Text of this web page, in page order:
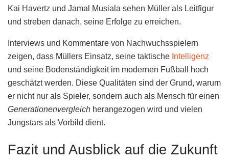
Kai Havertz und Jamal Musiala sehen Müller als Leitfigur
und streben danach, seine Erfolge zu erreichen.
Interviews und Kommentare von Nachwuchsspielern
zeigen, dass Müllers Einsatz, seine taktische Intelligenz
und seine Bodenständigkeit im modernen Fußball hoch
geschätzt werden. Diese Qualitäten sind der Grund, warum
er nicht nur als Spieler, sondern auch als Mensch für einen
Generationenvergleich herangezogen wird und vielen
Jungstars als Vorbild dient.
Fazit und Ausblick auf die Zukunft